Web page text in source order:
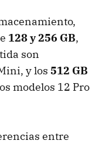
128 y 256 GB,
son
y los 512 GB
modelos 12 Pro
entre